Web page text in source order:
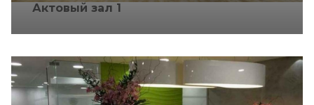
Актовый зал 1